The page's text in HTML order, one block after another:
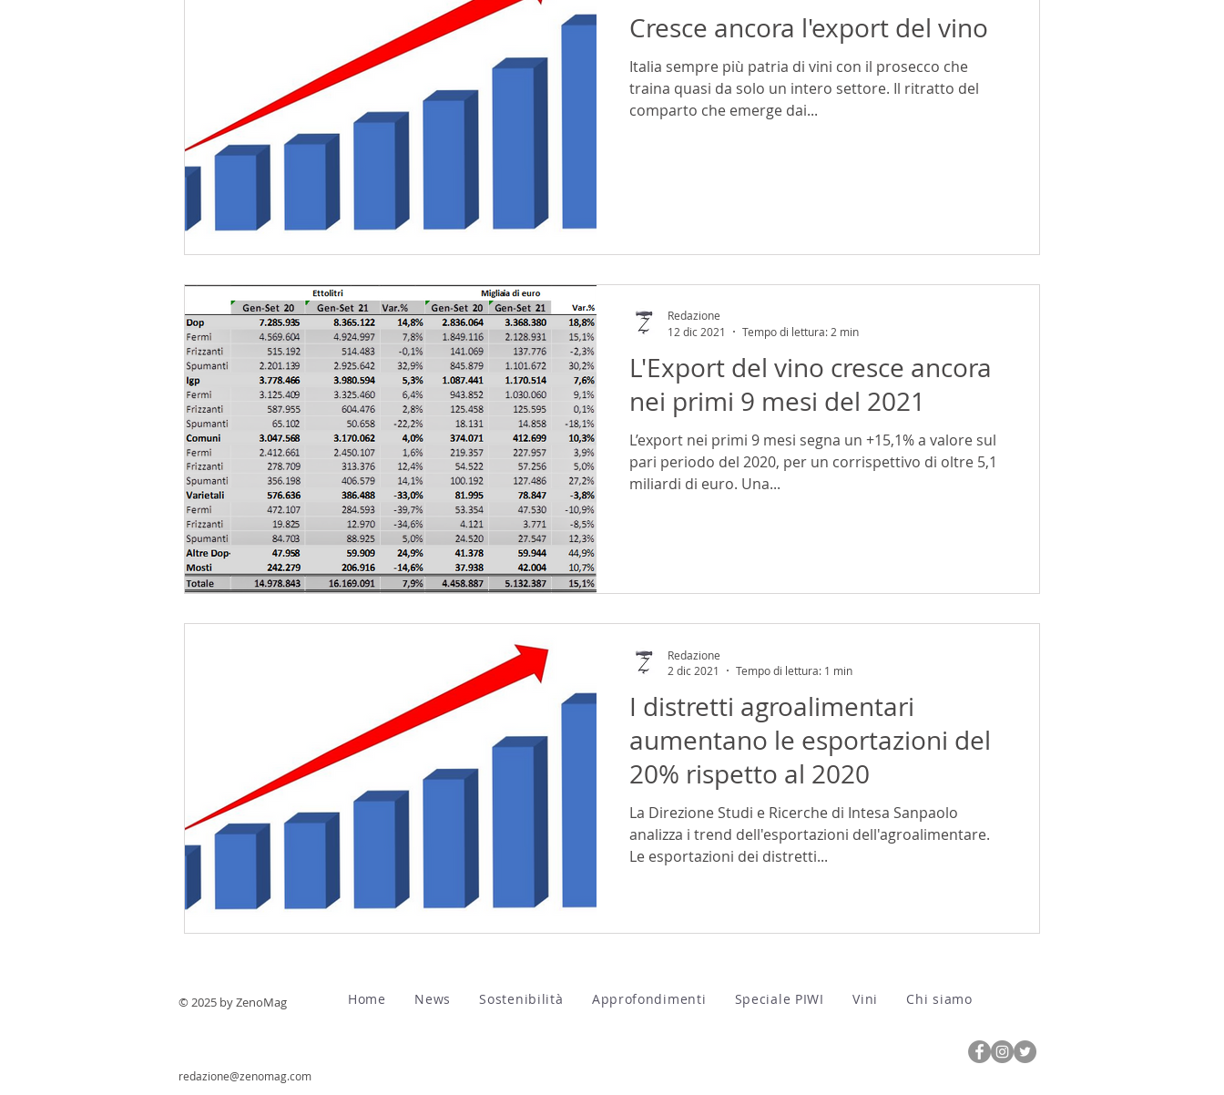
Cresce ancora l'export del vino
Italia sempre più patria di vini con il prosecco che
traina quasi da solo un intero settore. Il ritratto del
comparto che emerge dai...
L'Export del vino cresce ancora
nei primi 9 mesi del 2021
L’export nei primi 9 mesi segna un +15,1% a valore sul
pari periodo del 2020, per un corrispettivo di oltre 5,1
miliardi di euro. Una...
Redazione
12 dic 2021
Tempo di lettura: 2 min
I distretti agroalimentari
aumentano le esportazioni del
20% rispetto al 2020
La Direzione Studi e Ricerche di Intesa Sanpaolo
analizza i trend dell'esportazioni dell'agroalimentare.
Le esportazioni dei distretti...
Redazione
2 dic 2021
Tempo di lettura: 1 min
© 2025 by ZenoMag Home News Sostenibilità Approfondimenti Speciale PIWI Vini Chi siamo
redazione@zenomag.com